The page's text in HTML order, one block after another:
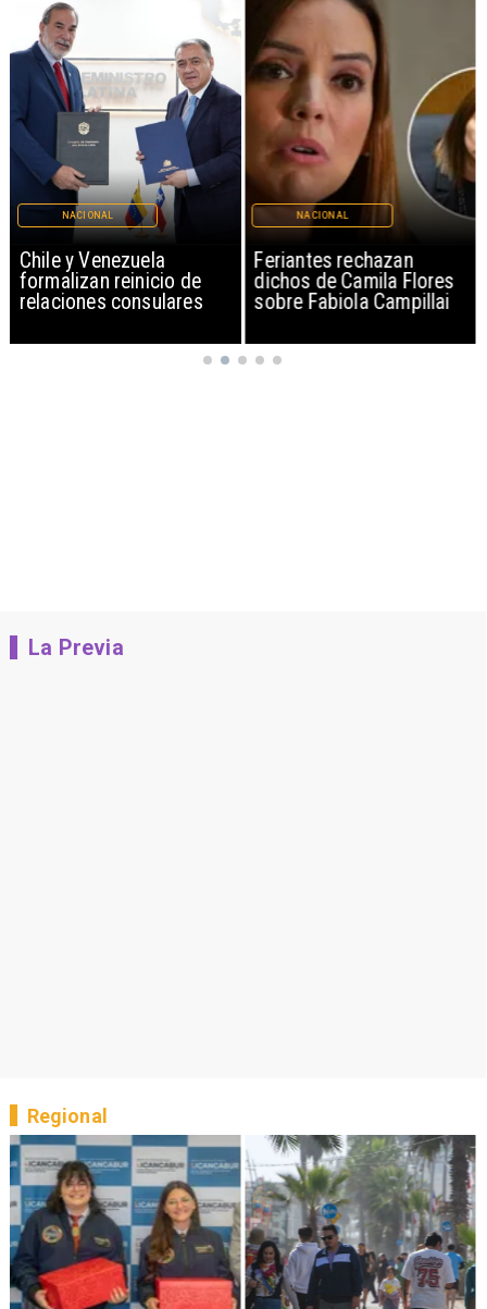
Chile y Venezuela
formalizan reinicio de
relaciones consulares
NACIONAL
Feriantes rechazan
dichos de Camila Flores
sobre Fabiola Campillai
NACIONAL
La Previa
Regional